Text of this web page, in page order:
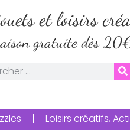
et loisirs
gratuite dès
Loisirs créatifs,